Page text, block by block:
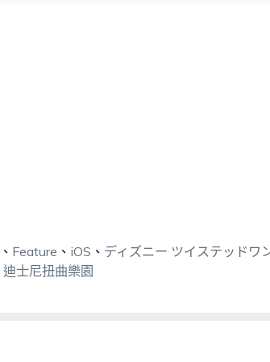
、 Feature 、 iOS 、 ディズニー ツイステッドワ
迪士尼扭曲樂園